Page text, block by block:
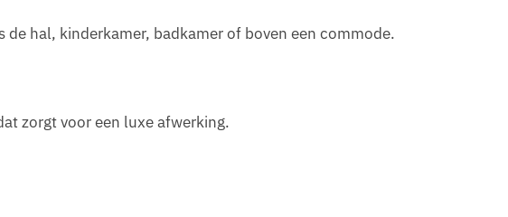
hal, kinderkamer, badkamer of boven een commode.
zorgt voor een luxe afwerking.